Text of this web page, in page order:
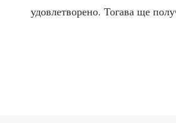
удовлетворено. Тогава ще